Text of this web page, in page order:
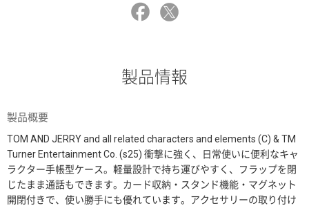
製品情報
製品概要
TOM AND JERRY and all related characters and elements (C) & TM
Turner Entertainment Co. (s25) 衝撃に強く、日常使いに便利なキャ
ラクター手帳型ケース。軽量設計で持ち運びやすく、フラップを閉
じたまま通話もできます。カード収納・スタンド機能・マグネット
開閉付きで、使い勝手にも優れています。アクセサリーの取り付け